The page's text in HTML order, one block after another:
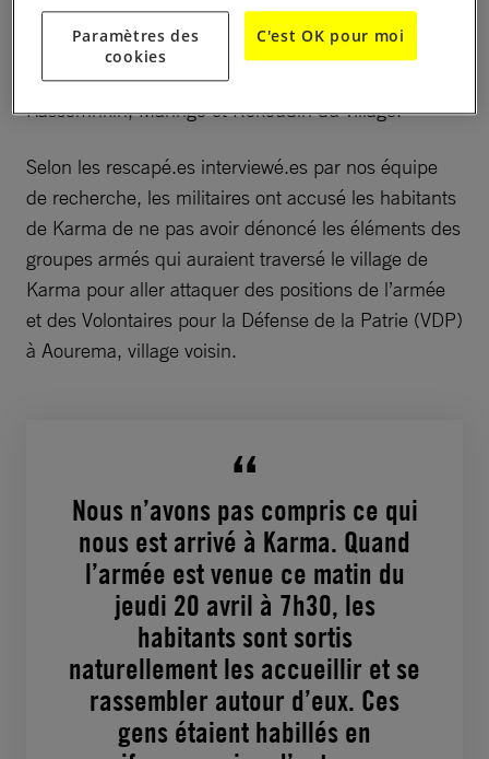
été évalué à 147 personnes, dont 45 enfants. Les
victimes sont recensées dans les quartiers de
Ipaala, Moygayiri, Saayiri, Seygayiri, Rikin,
Kassomrikin, Maringo et Rokoudin du village.
Selon les rescapé.es interviewé.es par nos équipe
de recherche, les militaires ont accusé les habitants
de Karma de ne pas avoir dénoncé les éléments des
groupes armés qui auraient traversé le village de
Karma pour aller attaquer des positions de l’armée
et des Volontaires pour la Défense de la Patrie (VDP)
à Aourema, village voisin.
Nous n’avons pas compris ce qui
nous est arrivé à Karma. Quand
l’armée est venue ce matin du
jeudi 20 avril à 7h30, les
habitants sont sortis
naturellement les accueillir et se
rassembler autour d’eux. Ces
gens étaient habillés en
Paramètres des
cookies
C'est OK pour moi